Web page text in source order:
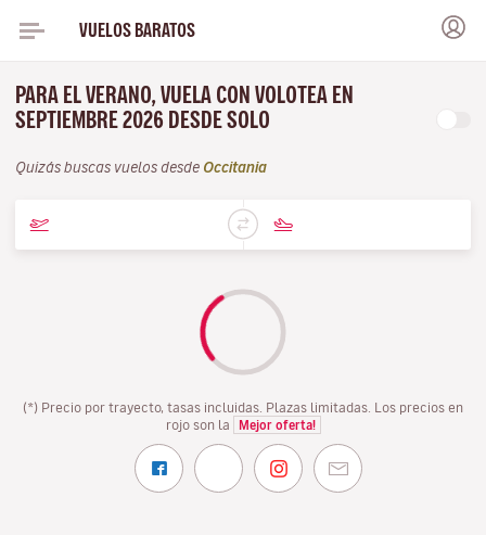
VUELOS BARATOS
PARA EL VERANO, VUELA CON VOLOTEA EN
SEPTIEMBRE 2026 DESDE SOLO
Quizás buscas vuelos desde Occitania
(*) Precio por trayecto, tasas incluidas. Plazas limitadas. Los precios en
rojo son la
Mejor oferta!